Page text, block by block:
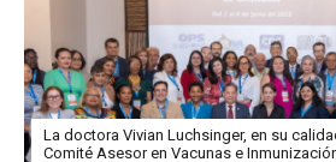
La doctora Vivian Luchsinger, en su
Comité Asesor en Vacunas e